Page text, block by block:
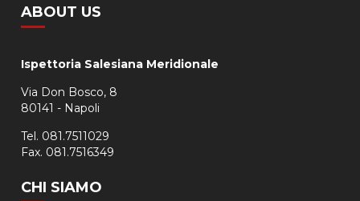
ABOUT US
Ispettoria Salesiana Meridionale
Via Don Bosco, 8
80141 - Napoli
Tel. 081.7511029
Fax. 081.7516349
CHI SIAMO